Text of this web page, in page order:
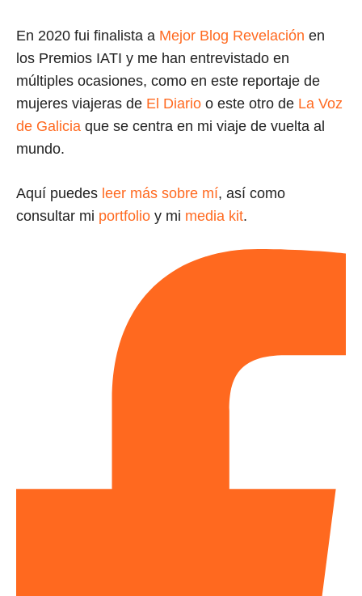
En 2020 fui finalista a Mejor Blog Revelación en
los Premios IATI y me han entrevistado en
múltiples ocasiones, como en este reportaje de
mujeres viajeras de El Diario o este otro de La Voz
de Galicia que se centra en mi viaje de vuelta al
mundo.
Aquí puedes leer más sobre mí, así como
consultar mi portfolio y mi media kit.